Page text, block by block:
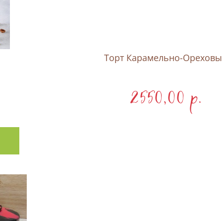
Торт Карамельно-
2550,00 p.